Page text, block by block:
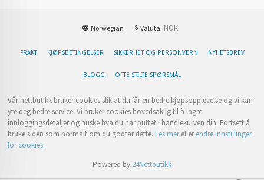
Norwegian Valuta: NOK
FRAKT KJØPSBETINGELSER SIKKERHET OG PERSONVERN NYHETSBREV
BLOGG OFTE STILTE SPØRSMÅL
Vår nettbutikk bruker cookies slik at du får en bedre kjøpsopplevelse og vi kan
yte deg bedre service. Vi bruker cookies hovedsaklig til å lagre
innloggingsdetaljer og huske hva du har puttet i handlekurven din. Fortsett å
bruke siden som normalt om du godtar dette. Les merellerendre innstillinger
for cookies.
Powered by 24Nettbutikk